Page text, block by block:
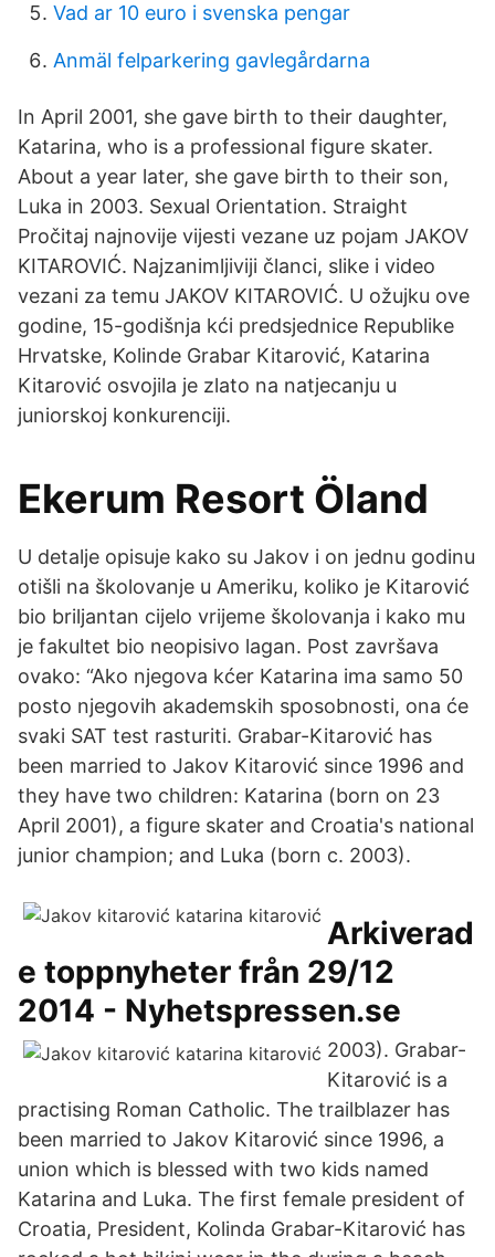
Vad ar 10 euro i svenska pengar
Anmäl felparkering gavlegårdarna
In April 2001, she gave birth to their daughter,
Katarina, who is a professional figure skater.
About a year later, she gave birth to their son,
Luka in 2003. Sexual Orientation. Straight
Pročitaj najnovije vijesti vezane uz pojam JAKOV
KITAROVIĆ. Najzanimljiviji članci, slike i video
vezani za temu JAKOV KITAROVIĆ. U ožujku ove
godine, 15-godišnja kći predsjednice Republike
Hrvatske, Kolinde Grabar Kitarović, Katarina
Kitarović osvojila je zlato na natjecanju u
juniorskoj konkurenciji.
Ekerum Resort Öland
U detalje opisuje kako su Jakov i on jednu godinu
otišli na školovanje u Ameriku, koliko je Kitarović
bio briljantan cijelo vrijeme školovanja i kako mu
je fakultet bio neopisivo lagan. Post završava
ovako: “Ako njegova kćer Katarina ima samo 50
posto njegovih akademskih sposobnosti, ona će
svaki SAT test rasturiti. Grabar-Kitarović has
been married to Jakov Kitarović since 1996 and
they have two children: Katarina (born on 23
April 2001), a figure skater and Croatia's national
junior champion; and Luka (born c. 2003).
Arkiverad
e toppnyheter från 29/12
2014 - Nyhetspressen.se
2003). Grabar-
Kitarović is a
practising Roman Catholic. The trailblazer has
been married to Jakov Kitarović since 1996, a
union which is blessed with two kids named
Katarina and Luka. The first female president of
Croatia, President, Kolinda Grabar-Kitarović has